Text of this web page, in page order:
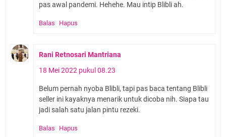
pas awal pandemi. Hehehe. Mau intip Blibli ah.
Balas Hapus
Rani Retnosari Mantriana
18 Mei 2022 pukul 08.23
Belum pernah nyoba Blibli, tapi pas baca tentang Blibli
seller ini kayaknya menarik untuk dicoba nih. Siapa tau
jadi salah satu jalan pintu rezeki.
Balas Hapus